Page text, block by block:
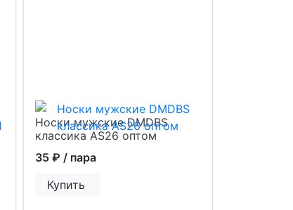
Носки мужские DMDBS
классика AS26 оптом
35 ₽ / пара
Купить